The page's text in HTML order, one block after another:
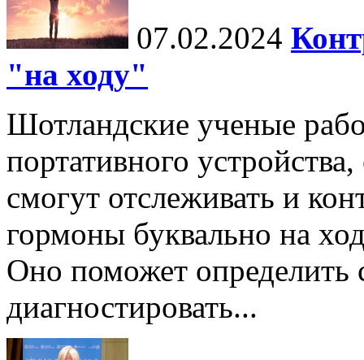
07.02.2024
"на ходу"
Шотландские ученые
портативного
смогут отслеживать и
гормоны буквально на
Оно поможет
диагностировать...